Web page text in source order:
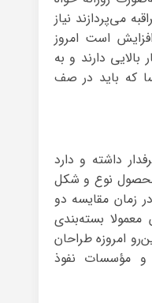
می‌پردازند نیاز
است امروز
بالایی دارند و به
که باید در صف
داشته و دارد
محصول نوع و شکل
زمان مقایسه‌ دو
بسته‌بندی
امروزه طراحان
مؤسسات نفوذ